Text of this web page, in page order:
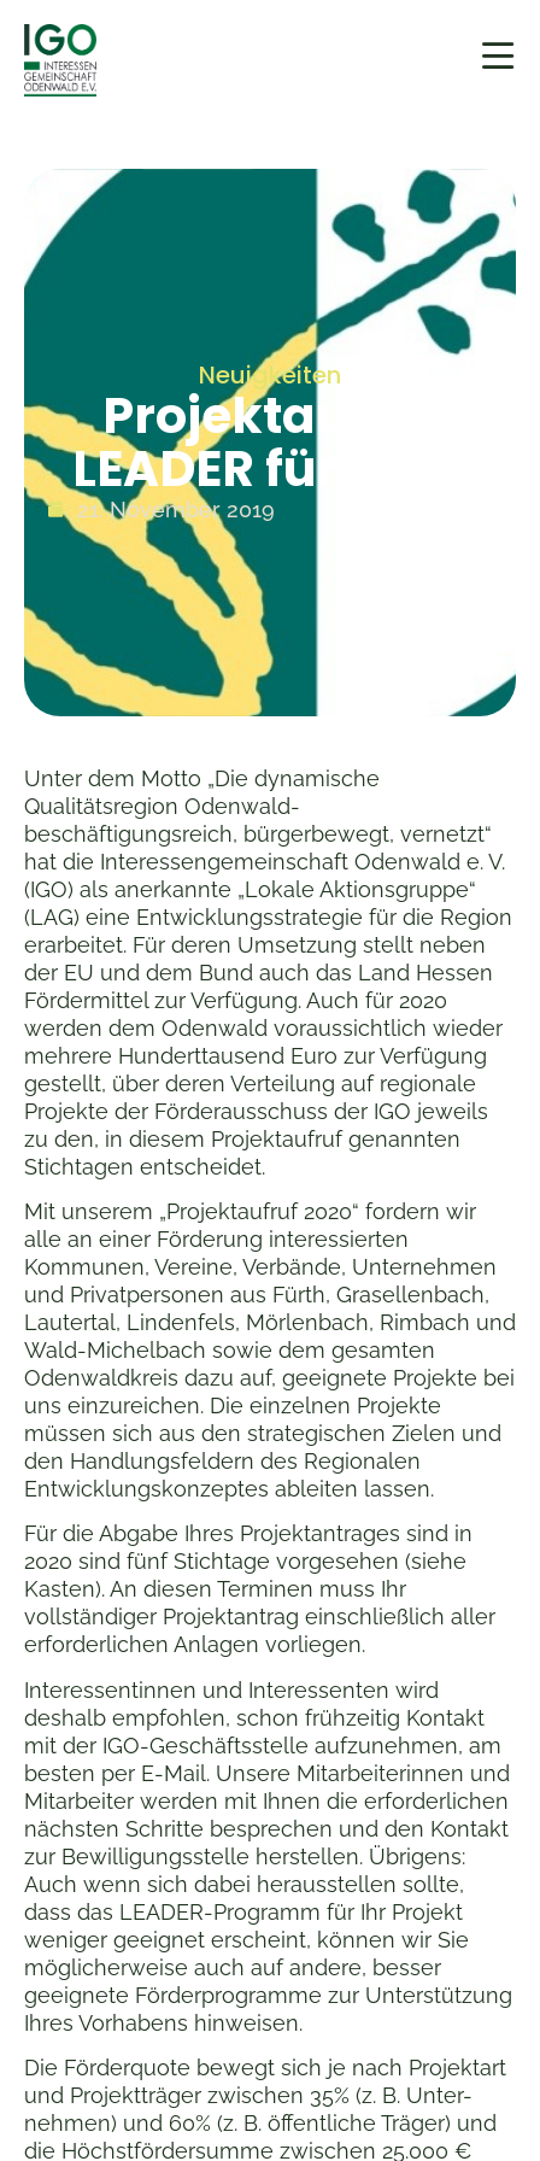
Neuigkeiten
Projektaufruf
LEADER für 2020
21. November 2019
Unter dem Motto „Die dynamische
Qualitätsregion Odenwald-
beschäftigungsreich, bürgerbewegt, vernetzt“
hat die Interessengemeinschaft Odenwald e. V.
(IGO) als anerkannte „Lokale Aktionsgruppe“
(LAG) eine Entwicklungsstrategie für die Region
erarbeitet. Für deren Umsetzung stellt neben
der EU und dem Bund auch das Land Hessen
Fördermittel zur Verfügung. Auch für 2020
werden dem Odenwald voraussichtlich wieder
mehrere Hunderttausend Euro zur Verfügung
gestellt, über deren Verteilung auf regionale
Projekte der Förderausschuss der IGO jeweils
zu den, in diesem Projektaufruf genannten
Stichtagen entscheidet.
Mit unserem „Projektaufruf 2020“ fordern wir
alle an einer Förderung interessierten
Kommunen, Vereine, Verbände, Unternehmen
und Privatpersonen aus Fürth, Grasellenbach,
Lautertal, Lindenfels, Mörlenbach, Rimbach und
Wald-Michelbach sowie dem gesamten
Odenwaldkreis dazu auf, geeignete Projekte bei
uns einzureichen. Die einzelnen Projekte
müssen sich aus den strategischen Zielen und
den Handlungsfeldern des Regionalen
Entwicklungskonzeptes ableiten lassen.
Für die Abgabe Ihres Projektantrages sind in
2020 sind fünf Stichtage vorgesehen (siehe
Kasten). An diesen Terminen muss Ihr
vollständiger Projektantrag einschließlich aller
erforderlichen Anlagen vorliegen.
Interessentinnen und Interessenten wird
deshalb empfohlen, schon frühzeitig Kontakt
mit der IGO-Geschäftsstelle aufzunehmen, am
besten per E-Mail. Unsere Mitarbeiterinnen und
Mitarbeiter werden mit Ihnen die erforderlichen
nächsten Schritte besprechen und den Kontakt
zur Bewilligungsstelle herstellen. Übrigens:
Auch wenn sich dabei herausstellen sollte,
dass das LEADER-Programm für Ihr Projekt
weniger geeignet erscheint, können wir Sie
möglicherweise auch auf andere, besser
geeignete Förderprogramme zur Unterstützung
Ihres Vorhabens hinweisen.
Die Förderquote bewegt sich je nach Projektart
und Projektträger zwischen 35% (z. B. Unter-
nehmen) und 60% (z. B. öffentliche Träger) und
die Höchstfördersumme zwischen 25.000 €